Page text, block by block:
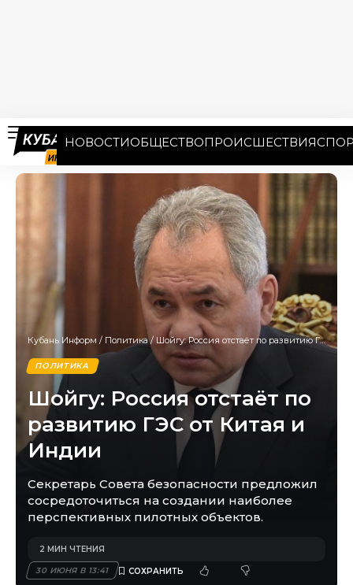
НОВОСТИОБЩЕСТВОПРОИСШЕСТВИЯ
Кубань Информ / Политика/Шойгу: Россия отстаёт по развитию ГЭС от Китая и Индии
ПОЛИТИКА
Шойгу: Россия отстаёт по
развитию ГЭС от Китая и
Индии
Секретарь Совета безопасности предложил
сосредоточиться на создании наиболее
перспективных пилотных объектов.
30 ИЮНЯ В 13:41
2 МИН ЧТЕНИЯ